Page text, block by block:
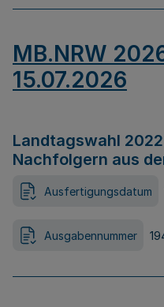
MB.NRW
15.07.2026
Landtagswahl
Nachfolgern aus
Ausfertigungsdatum
Ausgabennummer